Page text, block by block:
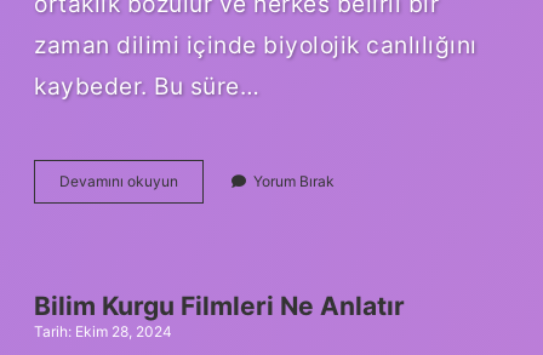
zaman dilimi içinde biyolojik canlılığını
kaybeder. Bu süre…
Devamını okuyun Beyincik
Ölümü
Yorum Bırak
Bilim Kurgu Filmleri Ne Anlatır
Tarih: Ekim 28, 2024